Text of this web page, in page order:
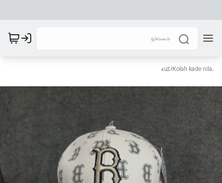
.Kolah kade nila
/کلاه